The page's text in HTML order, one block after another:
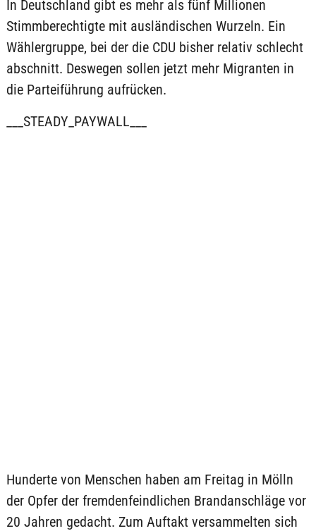
In Deutschland gibt es mehr als fünf Millionen
Stimmberechtigte mit ausländischen Wurzeln. Ein
Wählergruppe, bei der die CDU bisher relativ schlecht
abschnitt. Deswegen sollen jetzt mehr Migranten in
die Parteiführung aufrücken.
___STEADY_PAYWALL___
Hunderte von Menschen haben am Freitag in Mölln
der Opfer der fremdenfeindlichen Brandanschläge vor
20 Jahren gedacht. Zum Auftakt versammelten sich